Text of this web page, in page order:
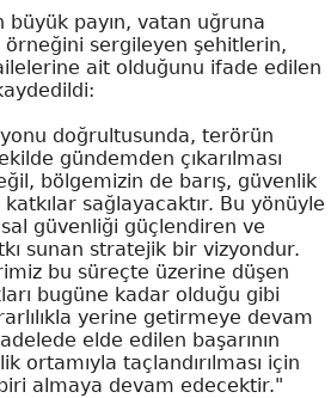
büyük payın, vatan uğruna
örneğini sergileyen şehitlerin,
ait olduğunu ifade edilen
doğrultusunda, terörün
gündemden çıkarılması
bölgemizin de barış, güvenlik
sağlayacaktır. Bu yönüyle
güvenliği güçlendiren ve
sunan stratejik bir vizyondur.
bu süreçte üzerine düşen
bugüne kadar olduğu gibi
yerine getirmeye devam
elde edilen başarının
ortamıyla taçlandırılması için
almaya devam edecektir."